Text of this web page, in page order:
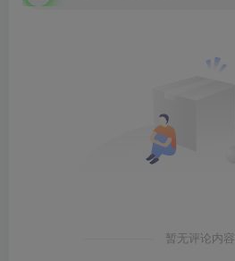
暂无评论内容